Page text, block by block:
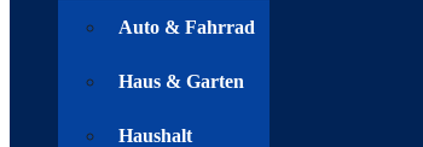
Auto & Fahrrad
Haus & Garten
Haushalt